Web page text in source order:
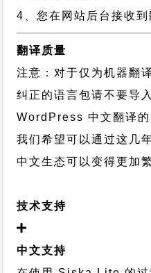
4、您在网站后台接收到
翻译质量
注意：对于仅为机器翻
纠正的语言包请不要导
WordPress 中文翻译的
我们希望可以通过这几
中文生态可以变得更加
技术支持
中文支持